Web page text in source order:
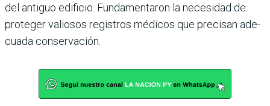
del antiguo edificio. Fun­damentaron la necesidad de
proteger valiosos registros médicos que precisan ade­
cuada conservación.